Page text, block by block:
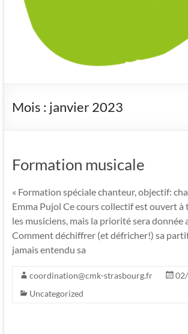
Mois : janvier 2023
Formation musicale
« Formation spéciale chanteur, objectif:
Emma Pujol Ce cours collectif est ouvert à
les musiciens, mais la priorité sera donnée
Comment déchiffrer (et défricher!) sa
jamais entendu sa
coordination@cmk-strasbourg.fr
Uncategorized